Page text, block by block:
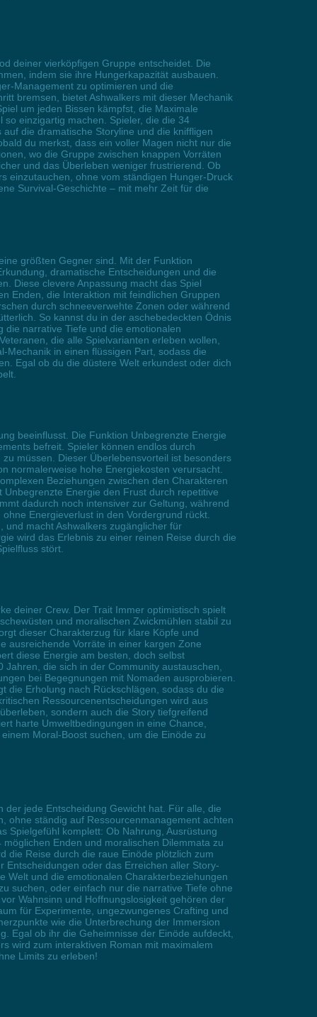
deiner vierköpfigen Gruppe entscheidet. Die
indem sie ihre Hungerkapazität ausbauen.
Management zu optimieren und die
bremsen, bietet Ashwalkers mit dieser Mechanik
um jeden Bissen kämpfst, die Maximale
einzigartig machen. Spieler, die die 34
die dramatische Storyline und die kniffligen
du merkst, dass ein voller Magen nicht nur die
wo die Gruppe zwischen knappen Vorräten
und das Überleben weniger frustrierend. Ob
einzutauchen, ohne vom ständigen Hunger-Druck
Survival-Geschichte – mit mehr Zeit für die
größten Gegner sind. Mit der Funktion
dramatische Entscheidungen und die
Diese clevere Anpassung macht das Spiel
Enden, die Interaktion mit feindlichen Gruppen
durch schneeverwehte Zonen oder während
So kannst du in der aschebedeckten Ödnis
narrative Tiefe und die emotionalen
die alle Spielvarianten erleben wollen,
Mechanik in einen flüssigen Part, sodass die
Egal ob du die düstere Welt erkundest oder dich
beeinflusst. Die Funktion Unbegrenzte Energie
befreit. Spieler können endlos durch
müssen. Dieser Überlebensvorteil ist besonders
normalerweise hohe Energiekosten verursacht.
Beziehungen zwischen den Charakteren
Energie den Frust durch repetitive
dadurch noch intensiver zur Geltung, während
Energieverlust in den Vordergrund rückt.
macht Ashwalkers zugänglicher für
wird das Erlebnis zu einer reinen Reise durch die
stört.
deiner Crew. Der Trait Immer optimistisch spielt
und moralischen Zwickmühlen stabil zu
dieser Charakterzug für klare Köpfe und
ausreichende Vorräte in einer kargen Zone
diese Energie am besten, doch selbst
die sich in der Community austauschen,
bei Begegnungen mit Nomaden ausprobieren.
die Erholung nach Rückschlägen, sodass du die
Ressourcenentscheidungen wird aus
sondern auch die Story tiefgreifend
harte Umweltbedingungen in eine Chance,
Moral-Boost suchen, um die Einöde zu
jede Entscheidung Gewicht hat. Für alle, die
ohne ständig auf Ressourcenmanagement achten
Spielgefühl komplett: Ob Nahrung, Ausrüstung
Enden und moralischen Dilemmata zu
die Reise durch die raue Einöde plötzlich zum
oder das Erreichen aller Story-
Welt und die emotionalen Charakterbeziehungen
suchen, oder einfach nur die narrative Tiefe ohne
Wahnsinn und Hoffnungslosigkeit gehören der
für Experimente, ungezwungenes Crafting und
wie die Unterbrechung der Immersion
Egal ob ihr die Geheimnisse der Einöde aufdeckt,
wird zum interaktiven Roman mit maximalem
Limits zu erleben!